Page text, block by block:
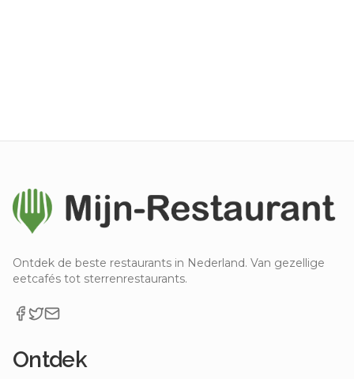
Ontdek de beste restaurants in Nederland. Van gezellige
eetcafés tot sterrenrestaurants.
Ontdek